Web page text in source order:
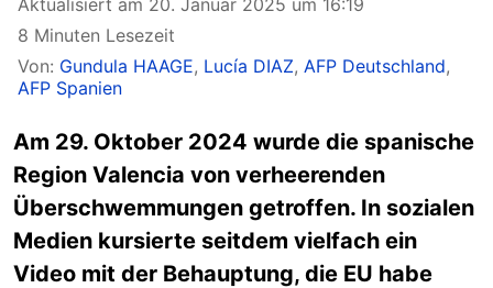
Aktualisiert am 20. Januar 2025 um 16:19
8 Minuten Lesezeit
Von: Gundula HAAGE, Lucía DIAZ, AFP Deutschland,
AFP Spanien
Am 29. Oktober 2024 wurde die spanische
Region Valencia von verheerenden
Überschwemmungen getroffen. In sozialen
Medien kursierte seitdem vielfach ein
Video mit der Behauptung, die EU habe